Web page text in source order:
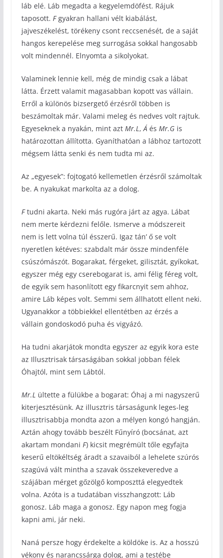
láb elé. Láb megadta a kegyelemdöfést. Rájuk
taposott. Fgyakran hallani vélt kiabálást,
jajveszékelést, törékeny csont reccsenését, de a saját
hangos kerepelése meg surrogása sokkal hangosabb
volt mindennél. Elnyomta a sikolyokat.
Valaminek lennie kell, még de mindig csak a lábat
látta. Érzett valamit magasabban kopott vas vállain.
Erről a különös bizsergető érzésről többen is
beszámoltak már. Valami meleg és nedves volt rajtuk.
Egyeseknek a nyakán, mint azt Mr.L , Áés Mr.G is
határozottan állította. Gyaníthatóan a lábhoz tartozott
mégsem látta senki és nem tudta mi az.
Az „egyesek”: fojtogató kellemetlen érzésről számoltak
be. A nyakukat markolta az a dolog.
Ftudni akarta. Neki más rugóra járt az agya. Lábat
nem merte kérdezni felőle. Ismerve a módszereit
nem is lett volna túl ésszerű. Igaz tán’ ő se volt
nyeretlen kétéves: szabdalt már össze mindenféle
csúszómászót. Bogarakat, férgeket, gilisztát, gyíkokat,
egyszer még egy cserebogarat is, ami félig féreg volt,
de egyik sem hasonlított egy fikarcnyit sem ahhoz,
amire Láb képes volt. Semmi sem állhatott ellent neki.
Ugyanakkor a többiekkel ellentétben az érzés a
vállain gondoskodó puha és vigyázó.
Ha tudni akarjátok mondta egyszer az egyik kora este
az Illusztrisak társaságában sokkal jobban félek
Óhajtól, mint sem Lábtól.
Mr.L ültette a fülükbe a bogarat: Óhaj a mi nagyszerű
kiterjesztésünk. Az illusztris társaságunk leges-leg
illusztrisabbja mondta azon a mélyen kongó hangján.
Aztán ahogy tovább beszélt Fűnyíró (bocsánat, azt
akartam mondani F) kicsit megrémült tőle egyfajta
keserű eltökéltség áradt a szavaiból a lehelete szúrós
szagúvá vált mintha a szavak összekeveredve a
szájában mérget gőzölgő komposzttá elegyedtek
volna. Azóta is a tudatában visszhangzott: Láb
gonosz. Láb maga a gonosz. Egy napon meg fogja
kapni ami, jár neki.
Naná persze hogy érdekelte a köldöke is. Az a hosszú
vékony és narancssárga dolog, ami a testébe